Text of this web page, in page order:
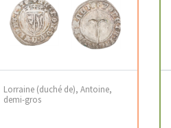
Lorraine (duché de), Antoine,
demi-gros